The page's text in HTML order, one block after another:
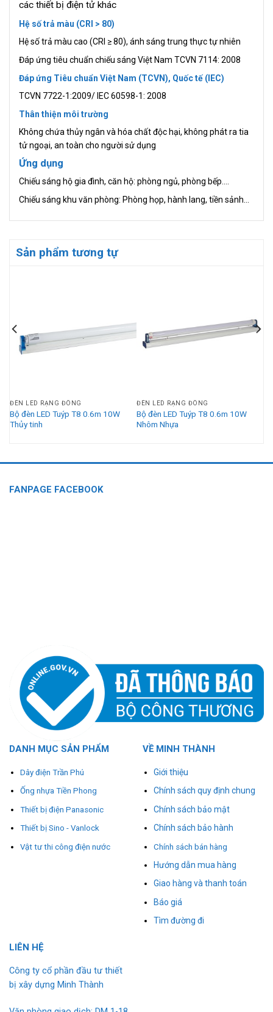
các thiết bị điện tử khác
Hệ số trả màu (CRI > 80)
Hệ số trả màu cao (CRI ≥ 80), ánh sáng trung thực tự nhiên
Đáp ứng tiêu chuẩn chiếu sáng Việt Nam TCVN 7114: 2008
Đáp ứng Tiêu chuẩn Việt Nam (TCVN), Quốc tế (IEC)
TCVN 7722-1:2009/ IEC 60598-1: 2008
Thân thiện môi trường
Không chứa thủy ngân và hóa chất độc hại, không phát ra tia
tử ngoại, an toàn cho người sử dụng
Ứng dụng
Chiếu sáng hộ gia đình, căn hộ: phòng ngủ, phòng bếp….
Chiếu sáng khu văn phòng: Phòng họp, hành lang, tiền sảnh…
Sản phẩm tương tự
ĐÈN LED RẠNG ĐÔNG
Bộ đèn LED Tuýp T8 0.6m 10W
Thủy tinh
ĐÈN LED RẠNG ĐÔNG
Bộ đèn LED Tuýp T8 0.6m 10W
Nhôm Nhựa
FANPAGE FACEBOOK
DANH MỤC SẢN PHẨM
Dây điện Trần Phú
Ống nhựa Tiền Phong
Thiết bị điện Panasonic
Thiết bị Sino - Vanlock
Vật tư thi công điện nước
VỀ MINH THÀNH
Giới thiệu
Chính sách quy định chung
Chính sách bảo mật
Chính sách bảo hành
Chính sách bán hàng
Hướng dẫn mua hàng
Giao hàng và thanh toán
Báo giá
Tìm đường đi
LIÊN HỆ
Công ty cổ phần đầu tư thiết
bị xây dựng Minh Thành